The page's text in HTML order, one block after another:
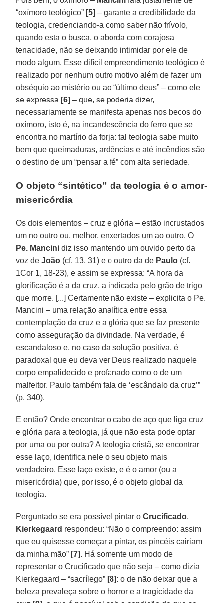
“oxímoro teológico” [5] – garante a credibilidade da
teologia, credenciando-a como saber não frívolo,
quando esta o busca, o aborda com corajosa
tenacidade, não se deixando intimidar por ele de
modo algum. Esse difícil empreendimento teológico é
realizado por nenhum outro motivo além de fazer um
obséquio ao mistério ou ao “último deus” – como ele
se expressa [6] – que, se poderia dizer,
necessariamente se manifesta apenas nos becos do
oxímoro, isto é, na incandescência do ferro que se
encontra no martírio da forja: tal teologia sabe muito
bem que queimaduras, ardências e até incêndios são
o destino de um “pensar a fé” com alta seriedade.
O objeto “sintético” da teologia é o amor-
misericórdia
Os dois elementos – cruz e glória – estão incrustados
um no outro ou, melhor, enxertados um ao outro. O
Pe. Mancini diz isso mantendo um ouvido perto da
voz deJoão (cf. 13, 31) e o outro da de Paulo (cf.
1Cor 1, 18-23), e assim se expressa: “A hora da
glorificação é a da cruz, a indicada pelo grão de trigo
que morre. [...] Certamente não existe – explicita o Pe.
Mancini – uma relação analítica entre essa
contemplação da cruz e a glória que se faz presente
como asseguração da divindade. Na verdade, é
escandaloso e, no caso da solução positiva, é
paradoxal que eu deva ver Deus realizado naquele
corpo empalidecido e profanado como o de um
malfeitor. Paulo também fala de ‘escândalo da cruz’”
(p. 340).
E então? Onde encontrar o cabo de aço que liga cruz
e glória para a teologia, já que não esta pode optar
por uma ou por outra? A teologia cristã, se encontrar
esse laço, identifica nele o seu objeto mais
verdadeiro. Esse laço existe, e é o amor (ou a
misericórdia) que, por isso, é o objeto global da
teologia.
Perguntado se era possível pintar oCrucificado,
Kierkegaard respondeu: “Não o compreendo: assim
que eu quisesse começar a pintar, os pincéis cairiam
da minha mão” [7]. Há somente um modo de
representar o Crucificado que não seja – como dizia
Kierkegaard – “sacrílego” [8]: o de não deixar que a
beleza prevaleça sobre o horror e a tragicidade da